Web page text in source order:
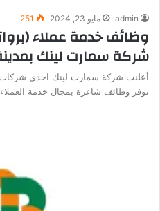
admin مايو 23, 2024 251
شركة سمارت لينك
أعلنت شركة سمارت لينك احدى شركات
توفر وظائف شاغرة بمجال خدمة العملاء (راتب 5,700